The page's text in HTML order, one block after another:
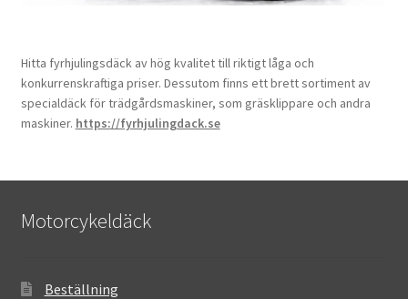
Hitta fyrhjulingsdäck av hög kvalitet till riktigt låga och
konkurrenskraftiga priser. Dessutom finns ett brett sortiment av
specialdäck för trädgårdsmaskiner, som gräsklippare och andra
maskiner. https://fyrhjulingdack.se
Motorcykeldäck
Beställning